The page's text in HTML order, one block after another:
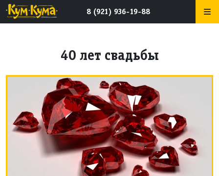
8 (921) 936-19-88
40 лет свадьбы